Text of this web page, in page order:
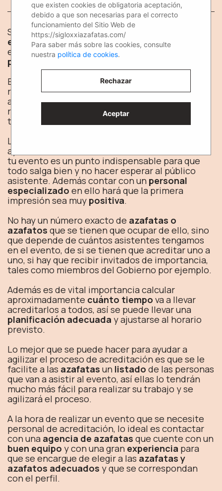
Si estás en plenaorganización de tu próximo
evento,promociónoferia, y estás indeciso con
el tema de laorganización y contratación de
personal
, estás en el artículo adecuado.
En ocasiones, el tema de la organización,
recepción de invitados y acreditación de los
asistentes se deja para lo último, pero en
realidad es tan
importantecomo cualquier otro
tema.
La
ayuden a
tu evento es un punto indispensable para que
todo salga bien y no hacer esperar al público
asistente. Además contar con un personal
especializado en ello hará que la primera
impresión sea muy positiva.
No hay un número exacto de azafatas o
azafatos que se tienen que ocupar de ello, sino
que depende de cuántos asistentes tengamos
en el evento, de si se tienen que acreditar uno a
uno, si hay que recibir invitados de importancia,
tales como miembros del Gobierno por ejemplo.
Además es de vital importancia calcular
aproximadamente cuánto tiempo va a llevar
acreditarlos a todos, así se puede llevar una
planificación adecuada y ajustarse al horario
previsto.
Lo mejor que se puede hacer para ayudar a
agilizar el proceso de acreditación es que se le
facilite a las azafatas un listado de las personas
que van a asistir al evento, así ellas lo tendrán
mucho más fácil para realizar su trabajo y se
agilizará el proceso.
A la hora de realizar un evento que se necesite
personal de acreditación, lo ideal es contactar
con una agencia de azafatas que cuente con un
buen equipo y con una gran experiencia para
que se encargue de elegir a las azafatas y
azafatos adecuados y que se correspondan
con el perfil.
que existen cookies de obligatoria aceptación,
debido a que son necesarias para el correcto
funcionamiento del Sitio Web de
https://sigloxxiazafatas.com/
Para saber más sobre las cookies, consulte
nuestra política de cookies.
Rechazar
Aceptar